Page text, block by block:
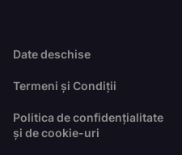
Date deschise
Termeni și Condiții
Politica de confidențialitate
și de cookie-uri